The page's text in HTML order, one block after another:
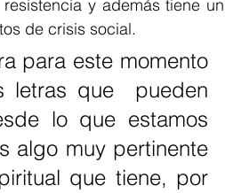
y además tiene un
de crisis social.
letras que  pueden
lo que estamos
algo muy pertinente
que tiene, por